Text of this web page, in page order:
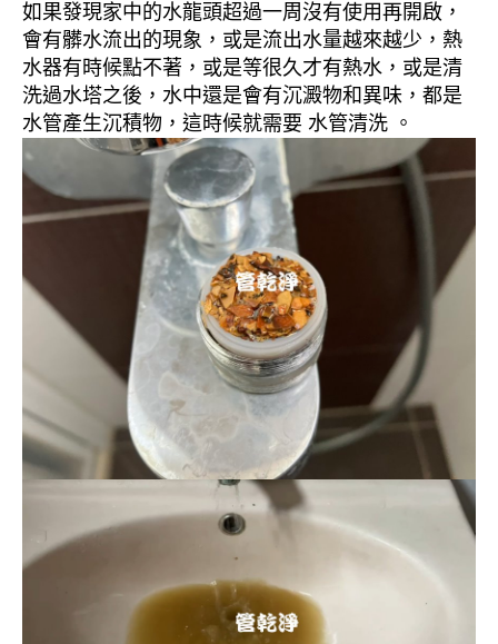
如果發現家中的水龍頭超過一周沒有使用再開啟，
會有髒水流出的現象，或是流出水量越來越少，熱
水器有時候點不著，或是等很久才有熱水，或是清
洗過水塔之後，水中還是會有沉澱物和異味，都是
水管產生沉積物，這時候就需要 水管清洗 。